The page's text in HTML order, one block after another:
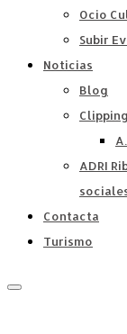
Ocio
Subir
Noticias
Blog
ADRI
Contacta
Turismo